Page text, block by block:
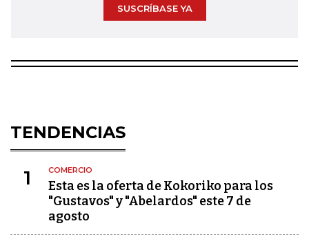
SUSCRÍBASE YA
TENDENCIAS
1 COMERCIO
Esta es la oferta de Kokoriko para los
"Gustavos" y "Abelardos" este 7 de
agosto